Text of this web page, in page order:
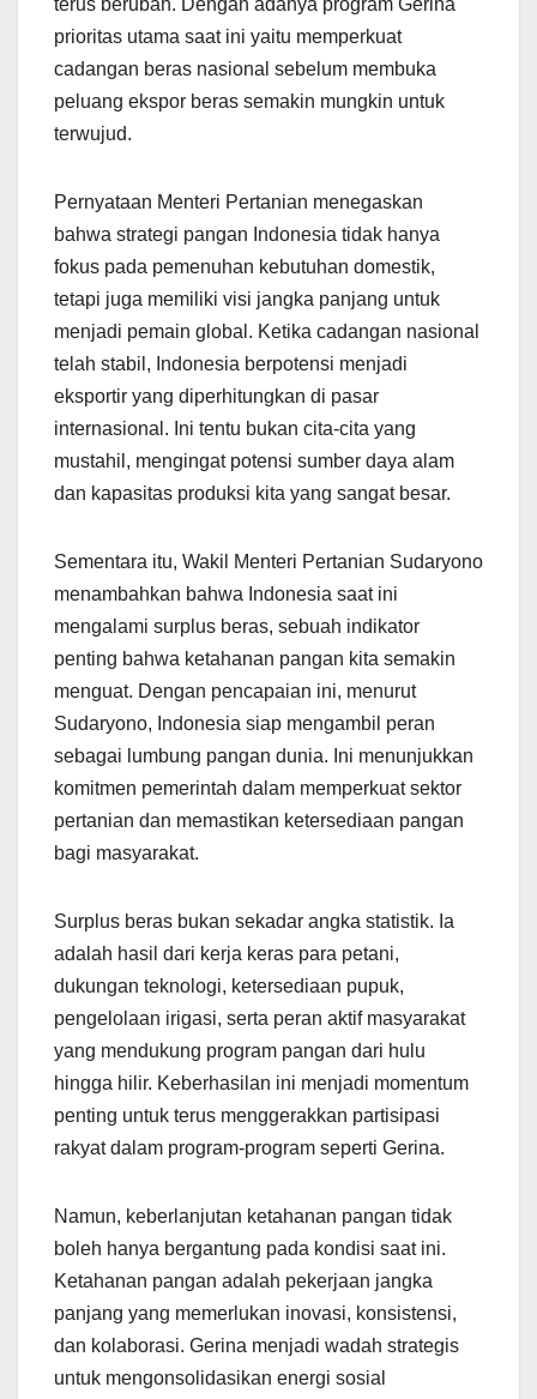
terus berubah. Dengan adanya program Gerina
prioritas utama saat ini yaitu memperkuat
cadangan beras nasional sebelum membuka
peluang ekspor beras semakin mungkin untuk
terwujud.
Pernyataan Menteri Pertanian menegaskan
bahwa strategi pangan Indonesia tidak hanya
fokus pada pemenuhan kebutuhan domestik,
tetapi juga memiliki visi jangka panjang untuk
menjadi pemain global. Ketika cadangan nasional
telah stabil, Indonesia berpotensi menjadi
eksportir yang diperhitungkan di pasar
internasional. Ini tentu bukan cita-cita yang
mustahil, mengingat potensi sumber daya alam
dan kapasitas produksi kita yang sangat besar.
Sementara itu, Wakil Menteri Pertanian Sudaryono
menambahkan bahwa Indonesia saat ini
mengalami surplus beras, sebuah indikator
penting bahwa ketahanan pangan kita semakin
menguat. Dengan pencapaian ini, menurut
Sudaryono, Indonesia siap mengambil peran
sebagai lumbung pangan dunia. Ini menunjukkan
komitmen pemerintah dalam memperkuat sektor
pertanian dan memastikan ketersediaan pangan
bagi masyarakat.
Surplus beras bukan sekadar angka statistik. Ia
adalah hasil dari kerja keras para petani,
dukungan teknologi, ketersediaan pupuk,
pengelolaan irigasi, serta peran aktif masyarakat
yang mendukung program pangan dari hulu
hingga hilir. Keberhasilan ini menjadi momentum
penting untuk terus menggerakkan partisipasi
rakyat dalam program-program seperti Gerina.
Namun, keberlanjutan ketahanan pangan tidak
boleh hanya bergantung pada kondisi saat ini.
Ketahanan pangan adalah pekerjaan jangka
panjang yang memerlukan inovasi, konsistensi,
dan kolaborasi. Gerina menjadi wadah strategis
untuk mengonsolidasikan energi sosial